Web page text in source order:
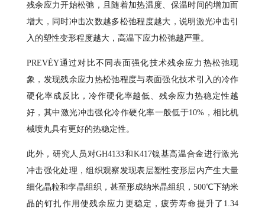
残余应力开始松弛，且随着加热温度、保温时间的增加而
增大，同时冲击次数越多松弛程度越大，说明激光冲击引
入的塑性变形程度越大，高温下应力松弛越严重。
PREVÉY通过对比不同表面强化技术残余应力热松弛现
象，发现残余应力热松弛程度与表面强化技术引入的冷作
硬化率成反比，冷作硬化率越低、残余应力热稳定性越
好，其中激光冲击强化冷作硬化率一般低于10%，相比机
械喷丸具有更好的热稳定性。
此外，研究人员对GH4133和K417镍基高温合金进行激光
冲击强化处理，组织观察发现表层塑性变形层内产生大量
细化晶粒和孪晶组织，甚至形成纳米晶组织，500℃下纳米
晶的钉扎作用使残余应力更稳定，疲劳寿命提升了1.34